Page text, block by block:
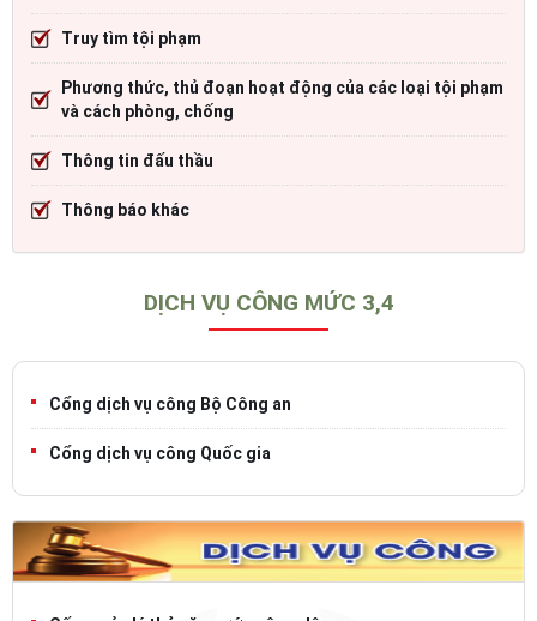
Truy tìm tội phạm
Phương thức, thủ đoạn hoạt động của các loại tội phạm
và cách phòng, chống
Thông tin đấu thầu
Thông báo khác
DỊCH VỤ CÔNG MỨC 3,4
Cổng dịch vụ công Bộ Công an
Cổng dịch vụ công Quốc gia